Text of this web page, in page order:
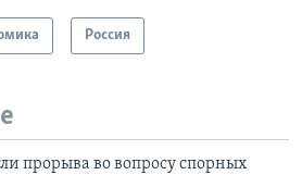
Россия
прорыва во вопросу спорных